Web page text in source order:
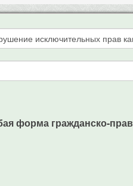
форма гражданско-